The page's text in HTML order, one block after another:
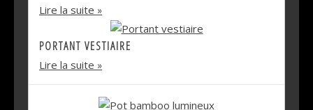
Lire la suite
PORTANT VESTIAIRE
Lire la suite